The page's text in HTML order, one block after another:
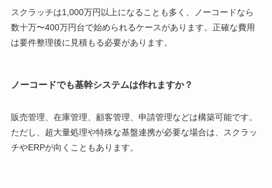
スクラッチは1,000万円以上になることも多く、ノーコードなら
数十万〜400万円台で始められるケースがあります。正確な費用
は要件整理後に見積もる必要があります。
ノーコードでも基幹システムは作れますか？
販売管理、在庫管理、顧客管理、申請管理などは構築可能です。
ただし、超大量処理や特殊な基盤連携が必要な場合は、スクラッ
チやERPが向くこともあります。